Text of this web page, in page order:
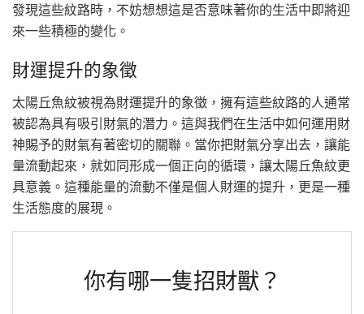
發現這些紋路時，不妨想想這是否意味著你的生活中即將迎
來一些積極的變化。
財運提升的象徵
太陽丘魚紋被視為財運提升的象徵，擁有這些紋路的人通常
被認為具有吸引財氣的潛力。這與我們在生活中如何運用財
神賜予的財氣有著密切的關聯。當你把財氣分享出去，讓能
量流動起來，就如同形成一個正向的循環，讓太陽丘魚紋更
具意義。這種能量的流動不僅是個人財運的提升，更是一種
生活態度的展現。
你有哪一隻招財獸？